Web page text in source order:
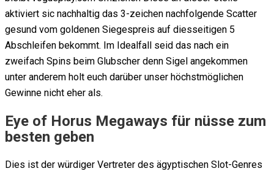
aktiviert sic nachhaltig das 3-zeichen nachfolgende Scatter
gesund vom goldenen Siegespreis auf diesseitigen 5
Abschleifen bekommt. Im Idealfall seid das nach ein
zweifach Spins beim Glubscher denn Sigel angekommen
unter anderem holt euch darüber unser höchstmöglichen
Gewinne nicht eher als.
Eye of Horus Megaways für nüsse zum
besten geben
Dies ist der würdiger Vertreter des ägyptischen Slot-Genres